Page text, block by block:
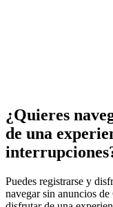
¿Quieres
de una
Puedes registrarse y
navegar sin anuncios